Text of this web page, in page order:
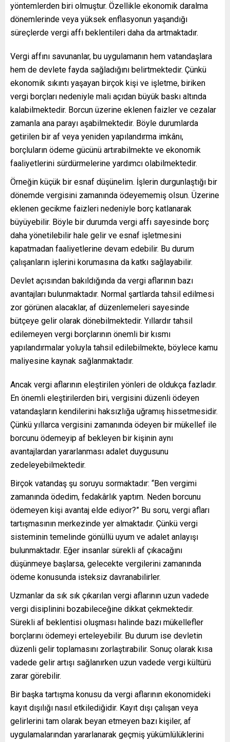
yöntemlerden biri olmuştur. Özellikle ekonomik daralma
dönemlerinde veya yüksek enflasyonun yaşandığı
süreçlerde vergi affı beklentileri daha da artmaktadır.
Vergi affını savunanlar, bu uygulamanın hem vatandaşlara
hem de devlete fayda sağladığını belirtmektedir. Çünkü
ekonomik sıkıntı yaşayan birçok kişi ve işletme, biriken
vergi borçları nedeniyle mali açıdan büyük baskı altında
kalabilmektedir. Borcun üzerine eklenen faizler ve cezalar
zamanla ana parayı aşabilmektedir. Böyle durumlarda
getirilen bir af veya yeniden yapılandırma imkânı,
borçluların ödeme gücünü artırabilmekte ve ekonomik
faaliyetlerini sürdürmelerine yardımcı olabilmektedir.
Örneğin küçük bir esnaf düşünelim. İşlerin durgunlaştığı bir
dönemde vergisini zamanında ödeyememiş olsun. Üzerine
eklenen gecikme faizleri nedeniyle borç katlanarak
büyüyebilir. Böyle bir durumda vergi affı sayesinde borç
daha yönetilebilir hale gelir ve esnaf işletmesini
kapatmadan faaliyetlerine devam edebilir. Bu durum
çalışanların işlerini korumasına da katkı sağlayabilir.
Devlet açısından bakıldığında da vergi aflarının bazı
avantajları bulunmaktadır. Normal şartlarda tahsil edilmesi
zor görünen alacaklar, af düzenlemeleri sayesinde
bütçeye gelir olarak dönebilmektedir. Yıllardır tahsil
edilemeyen vergi borçlarının önemli bir kısmı
yapılandırmalar yoluyla tahsil edilebilmekte, böylece kamu
maliyesine kaynak sağlanmaktadır.
Ancak vergi aflarının eleştirilen yönleri de oldukça fazladır.
En önemli eleştirilerden biri, vergisini düzenli ödeyen
vatandaşların kendilerini haksızlığa uğramış hissetmesidir.
Çünkü yıllarca vergisini zamanında ödeyen bir mükellef ile
borcunu ödemeyip af bekleyen bir kişinin aynı
avantajlardan yararlanması adalet duygusunu
zedeleyebilmektedir.
Birçok vatandaş şu soruyu sormaktadır: “Ben vergimi
zamanında ödedim, fedakârlık yaptım. Neden borcunu
ödemeyen kişi avantaj elde ediyor?” Bu soru, vergi afları
tartışmasının merkezinde yer almaktadır. Çünkü vergi
sisteminin temelinde gönüllü uyum ve adalet anlayışı
bulunmaktadır. Eğer insanlar sürekli af çıkacağını
düşünmeye başlarsa, gelecekte vergilerini zamanında
ödeme konusunda isteksiz davranabilirler.
Uzmanlar da sık sık çıkarılan vergi aflarının uzun vadede
vergi disiplinini bozabileceğine dikkat çekmektedir.
Sürekli af beklentisi oluşması halinde bazı mükellefler
borçlarını ödemeyi erteleyebilir. Bu durum ise devletin
düzenli gelir toplamasını zorlaştırabilir. Sonuç olarak kısa
vadede gelir artışı sağlanırken uzun vadede vergi kültürü
zarar görebilir.
Bir başka tartışma konusu da vergi aflarının ekonomideki
kayıt dışılığı nasıl etkilediğidir. Kayıt dışı çalışan veya
gelirlerini tam olarak beyan etmeyen bazı kişiler, af
uygulamalarından yararlanarak geçmiş yükümlülüklerini